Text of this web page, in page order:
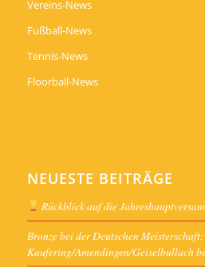
Vereins-News
Fußball-News
Tennis-News
Floorball-News
NEUESTE BEITRÄGE
Rückblick auf die
Bronze bei der Deutschen
Kaufering/Amendingen/Geiselbullach